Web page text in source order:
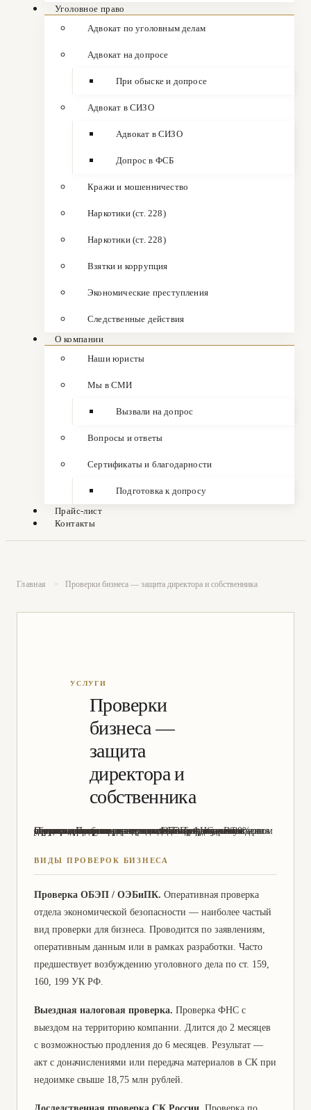
Уголовное право
Адвокат по уголовным делам
Адвокат на допросе
При обыске и допросе
Адвокат в СИЗО
Адвокат в СИЗО
Допрос в ФСБ
Кражи и мошенничество
Наркотики (ст. 228)
Наркотики (ст. 228)
Взятки и коррупция
Экономические преступления
Следственные действия
О компании
Наши юристы
Мы в СМИ
Вызвали на допрос
Вопросы и ответы
Сертификаты и благодарности
Подготовка к допросу
Прайс-лист
Контакты
Главная > Проверки бизнеса — защита директора и собственника
Проверки
бизнеса —
защита
директора и
собственника
Проверка бизнеса со стороны ОБЭП, ФНС, Следственного комитета или ФСБ — критическая ситуация, требующая немедленного подключения адвоката. Неправильное поведение директора на первом допросе, неверная реакция на выемку документов или обыск в офисе определяют исход всего дела. В 80% случаев грамотное юридическое сопровождение с первого дня проверки позволяет избежать возбуждения уголовного дела.
ВИДЫ ПРОВЕРОК БИЗНЕСА
Проверка ОБЭП / ОЭБиПК. Оперативная проверка
отдела экономической безопасности — наиболее частый
вид проверки для бизнеса. Проводится по заявлениям,
оперативным данным или в рамках разработки. Часто
предшествует возбуждению уголовного дела по ст. 159,
160, 199 УК РФ.
Выездная налоговая проверка. Проверка ФНС с
выездом на территорию компании. Длится до 2 месяцев
с возможностью продления до 6 месяцев. Результат —
акт с доначислениями или передача материалов в СК при
недоимке свыше 18,75 млн рублей.